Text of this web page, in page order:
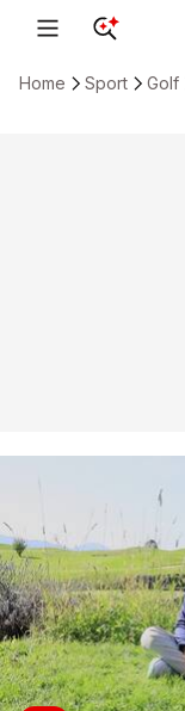
Home Sport Golf